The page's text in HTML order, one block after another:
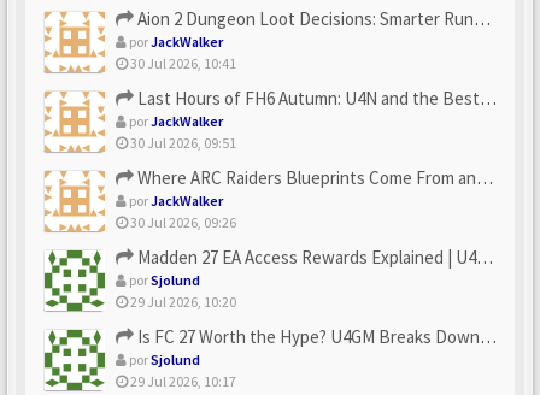
Aion 2 Dungeon Loot Decisions: Smarter Runs With U4N
porJackWalker
30 Jul 2026, 10:41
Last Hours of FH6 Autumn: U4N and the Best Rewards to Grab
porJackWalker
30 Jul 2026, 09:51
Where ARC Raiders Blueprints Come From and How U4N Can Help
porJackWalker
30 Jul 2026, 09:26
Madden 27 EA Access Rewards Explained | U4GM Early Game Surv...
porSjolund
29 Jul 2026, 10:20
Is FC 27 Worth the Hype? U4GM Breaks Down Every Major Reveal
porSjolund
29 Jul 2026, 10:17